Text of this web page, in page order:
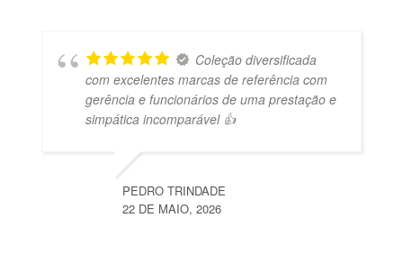
Coleção diversificada
com excelentes marcas de referência com
gerência e funcionários de uma prestação e
simpática incomparável 👍
PEDRO TRINDADE
22 DE MAIO, 2026